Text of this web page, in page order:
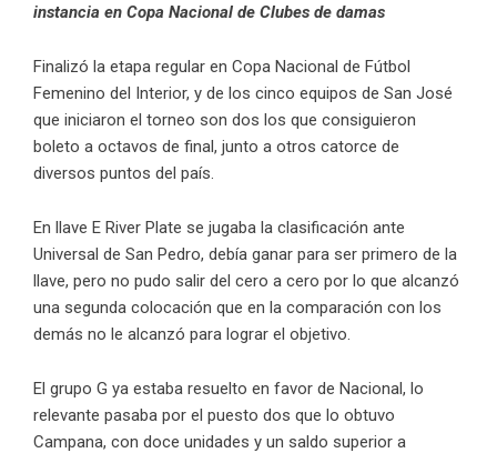
instancia en Copa Nacional de Clubes de damas
Finalizó la etapa regular en Copa Nacional de Fútbol
Femenino del Interior, y de los cinco equipos de San José
que iniciaron el torneo son dos los que consiguieron
boleto a octavos de final, junto a otros catorce de
diversos puntos del país.
En llave E River Plate se jugaba la clasificación ante
Universal de San Pedro, debía ganar para ser primero de la
llave, pero no pudo salir del cero a cero por lo que alcanzó
una segunda colocación que en la comparación con los
demás no le alcanzó para lograr el objetivo.
El grupo G ya estaba resuelto en favor de Nacional, lo
relevante pasaba por el puesto dos que lo obtuvo
Campana, con doce unidades y un saldo superior a